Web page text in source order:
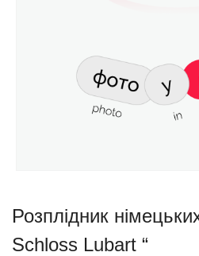
Розплідник
Schloss Lubart “